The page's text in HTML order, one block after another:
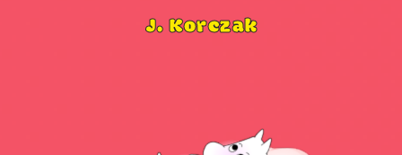
J. Korczak